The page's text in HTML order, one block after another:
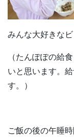
みんな大好きなビ
（たんぽぽの給
いと思います。
す。）
ご飯の後の午睡